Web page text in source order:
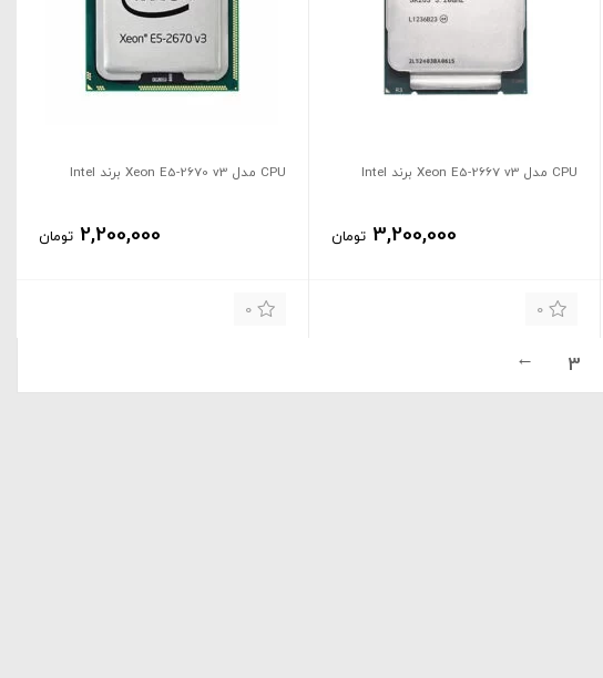
CPU مدل Xeon E5-2667 v3 برند Intel
0
3,200,000 تومان
CPU مدل Xeon E5-2670 v3 برند Intel
0
2,200,000 تومان
3
→